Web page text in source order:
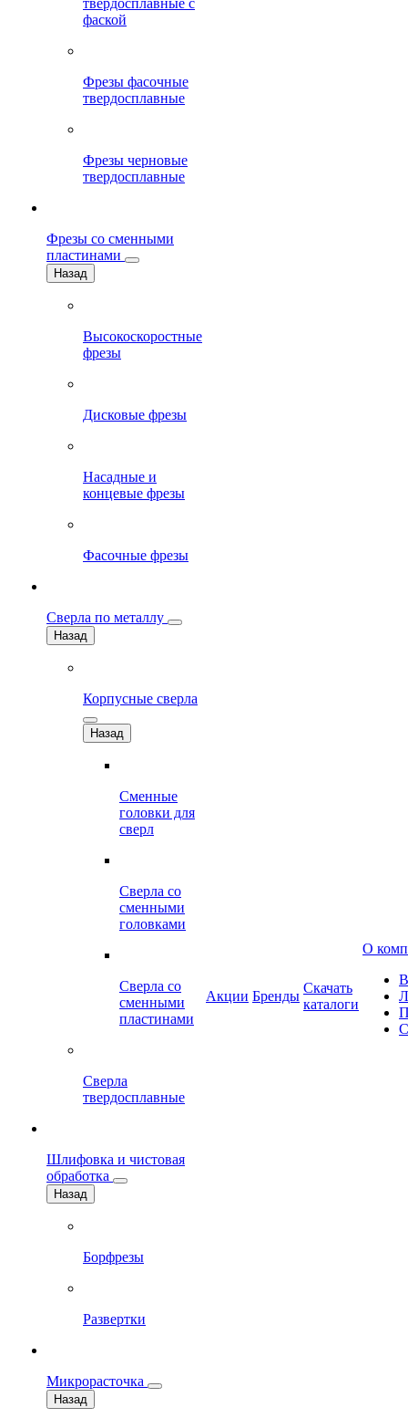
твердосплавные с
фаской
Фрезы фасочные
твердосплавные
Фрезы черновые
твердосплавные
Фрезы со сменными
пластинами
Назад
Высокоскоростные
фрезы
Дисковые фрезы
Насадные и
концевые фрезы
Фасочные фрезы
Сверла по металлу
Назад
Корпусные сверла
Назад
Сменные
головки для
сверл
Сверла со
сменными
головками
Сверла со
сменными
пластинами
Сверла
твердосплавные
Шлифовка и чистовая
обработка
Назад
Борфрезы
Развертки
Микрорасточка
Назад
Акции Бренды
Скачать
каталоги
О